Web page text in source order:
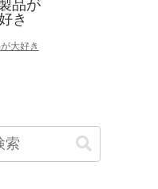
大好き